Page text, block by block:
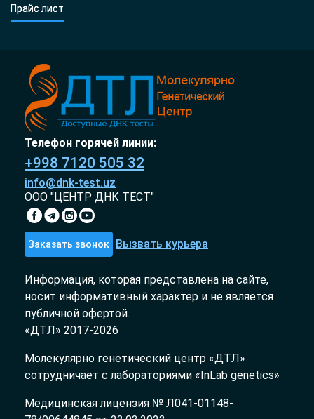
Прайс лист
Телефон горячей линии:
+998 7120 505 32
info@dnk-test.uz
ООО "ЦЕНТР ДНК ТЕСТ"
Заказать звонок Вызвать курьера
Информация, которая представлена на сайте,
носит информативный характер и не является
публичной офертой.
«ДТЛ» 2017-2026
Молекулярно генетический центр «ДТЛ»
сотрудничает с лабораториями «InLab genetics»
Медицинская лицензия № Л041-01148-